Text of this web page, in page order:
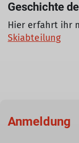
Geschichte
Hier erfahrt ihr
Skiabteilung
Anmeldung